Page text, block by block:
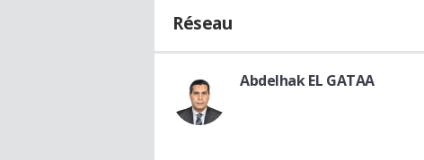
Réseau
Abdelhak EL GATAA